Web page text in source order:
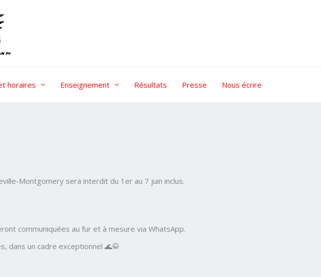
horaires Enseignement Résultats Presse Nous écrire
Montgomery sera interdit du 1er au 7 juin inclus.
communiquées au fur et à mesure via WhatsApp.
dans un cadre exceptionnel 🌊🥋